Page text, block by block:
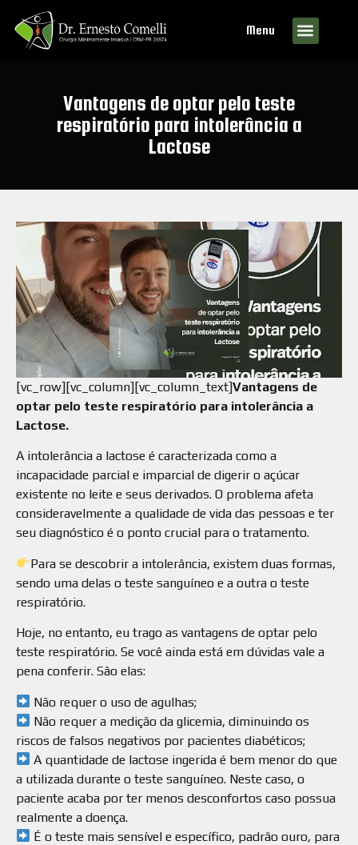
Menu
Vantagens de optar pelo teste
respiratório para intolerância a
Lactose
[vc_row][vc_column][vc_column_text]Vantagens de
optar pelo teste respiratório para intolerância a
Lactose.
A intolerância a lactose é caracterizada como a
incapacidade parcial e imparcial de digerir o açúcar
existente no leite e seus derivados. O problema afeta
consideravelmente a qualidade de vida das pessoas e ter
seu diagnóstico é o ponto crucial para o tratamento.
Para se descobrir a intolerância, existem duas formas,
sendo uma delas o teste sanguíneo e a outra o teste
respiratório.
Hoje, no entanto, eu trago as vantagens de optar pelo
teste respiratório. Se você ainda está em dúvidas vale a
pena conferir. São elas:
Não requer o uso de agulhas;
Não requer a medição da glicemia, diminuindo os
riscos de falsos negativos por pacientes diabéticos;
A quantidade de lactose ingerida é bem menor do que
a utilizada durante o teste sanguíneo. Neste caso, o
paciente acaba por ter menos desconfortos caso possua
realmente a doença.
É o teste mais sensível e específico, padrão ouro, para